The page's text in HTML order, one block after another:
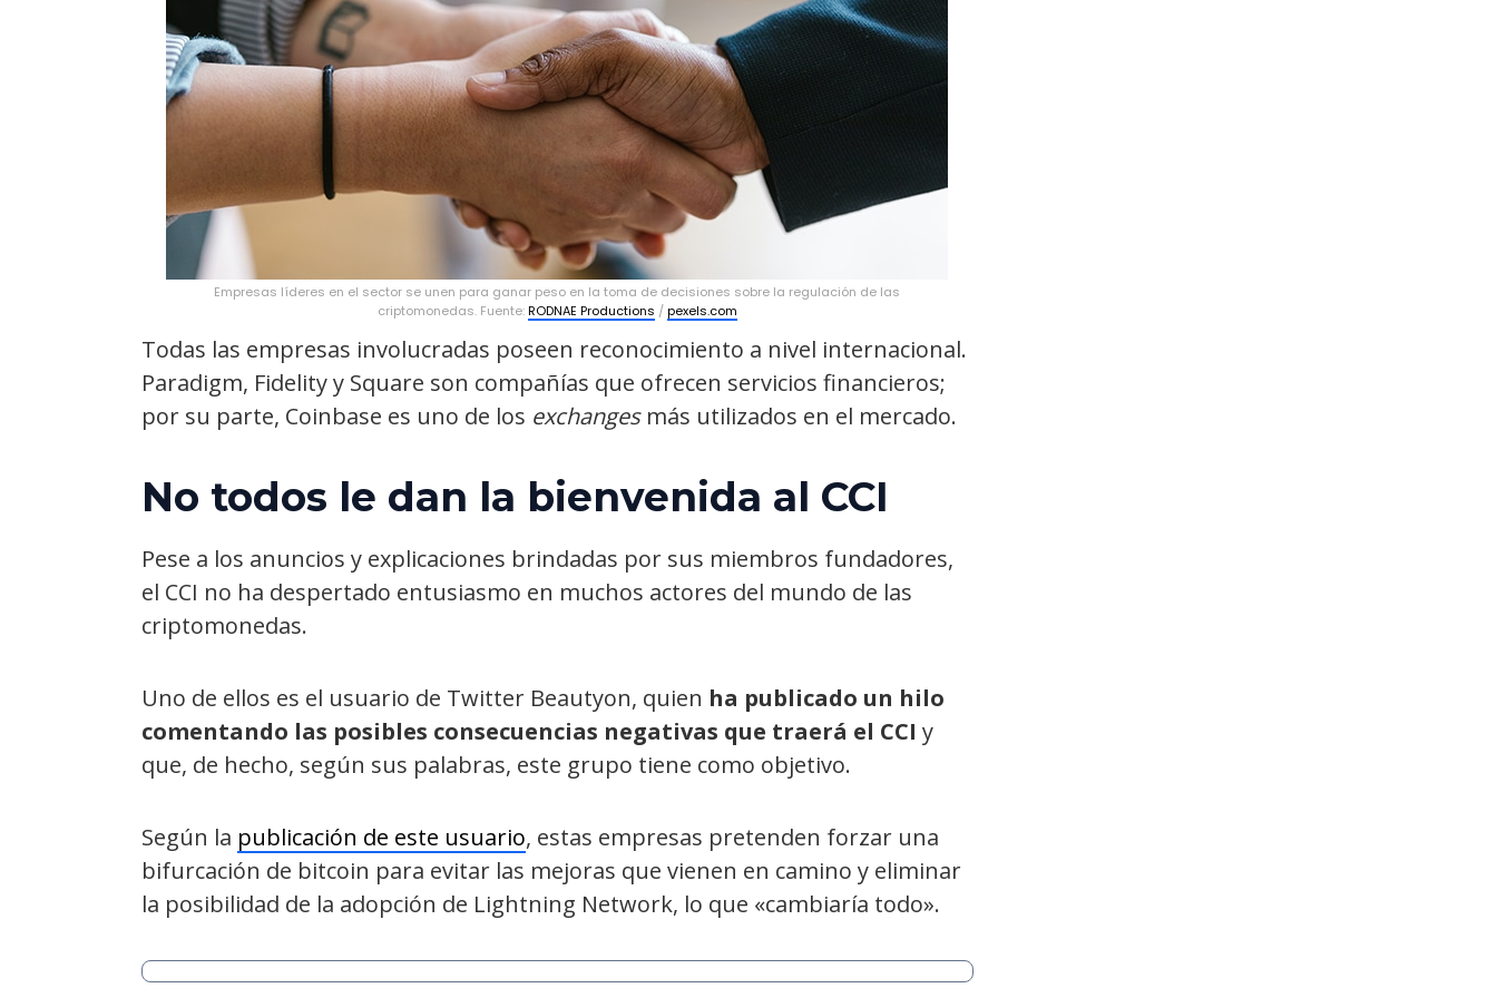
Empresas líderes en el sector se unen para ganar peso en la toma de decisiones sobre la regulación de las
criptomonedas. Fuente:RODNAE Productions /pexels.com
Todas las empresas involucradas poseen reconocimiento a nivel internacional.
Paradigm, Fidelity y Square son compañías que ofrecen servicios financieros;
por su parte, Coinbase es uno de los exchangesmás utilizados en el mercado.
No todos le dan la bienvenida al CCI
Pese a los anuncios y explicaciones brindadas por sus miembros fundadores,
el CCI no ha despertado entusiasmo en muchos actores del mundo de las
criptomonedas.
Uno de ellos es el usuario de Twitter Beautyon, quien ha publicado un hilo
comentando las posibles consecuencias negativas que traerá el CCI y
que, de hecho, según sus palabras, este grupo tiene como objetivo.
Según la publicación de este usuario, estas empresas pretenden forzar una
bifurcación de bitcoin para evitar las mejoras que vienen en camino y eliminar
la posibilidad de la adopción de Lightning Network, lo que «cambiaría todo».